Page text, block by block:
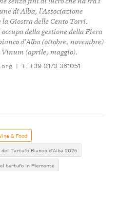
di Alba, l'Associazione
Giostra delle Cento Torri.
della gestione della Fiera
d'Alba (ottobre, novembre)
(aprile, maggio).
| T: +39 0173 361051
& Food
Tartufo Bianco d'Alba 2025
tartufo in Piemonte